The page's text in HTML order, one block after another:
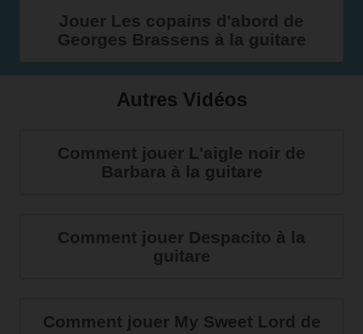
Jouer Les copains d'abord de
Georges Brassens à la guitare
Autres Vidéos
Comment jouer L'aigle noir de
Barbara à la guitare
Comment jouer Despacito à la
guitare
Comment jouer My Sweet Lord de